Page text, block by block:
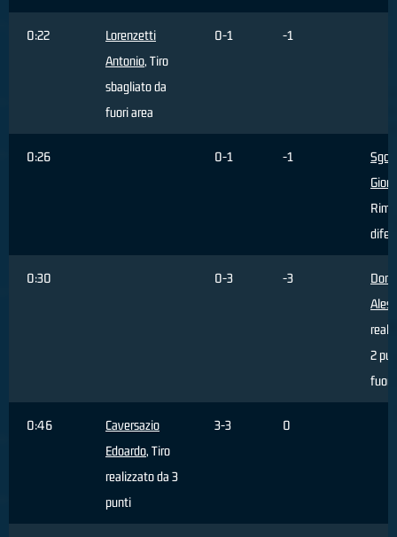
0:22
Lorenzetti
Antonio, Tiro
sbagliato da
fuori area
0-1 -1
0:26 0-1 -1
0:30 0-3 -3
2
fuori
0:46
Caversazio
Edoardo, Tiro
realizzato da 3
punti
3-3 0